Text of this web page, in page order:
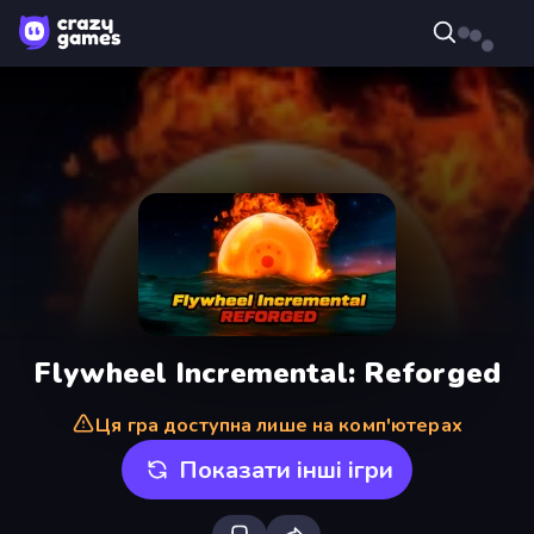
Flywheel Incremental: Reforged
Ця гра доступна лише на комп'ютерах
Показати інші ігри